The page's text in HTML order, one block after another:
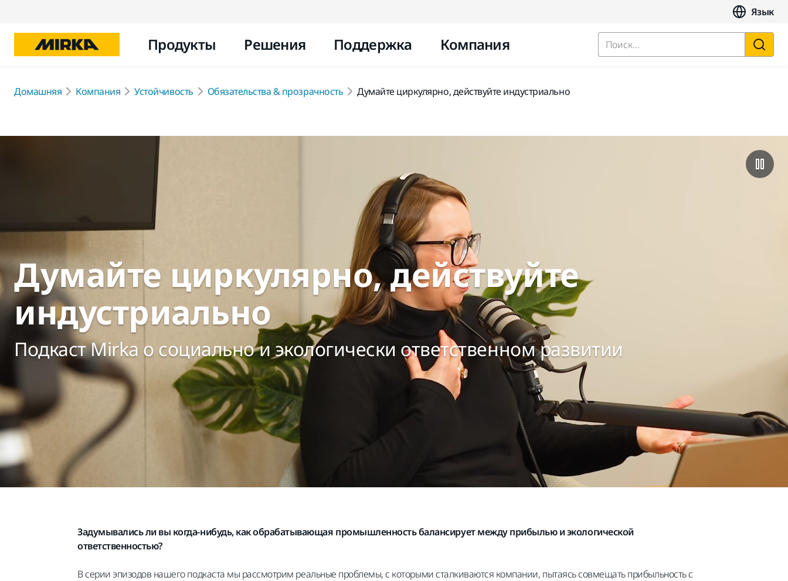
Язык
Продукты Решения Поддержка Компания Поиск...
Домашняя Компания Устойчивость Обязательства & прозрачность Думайте циркулярно, действуйте индустриально
Думайте циркулярно, действуйте
индустриально
Подкаст Mirka о социально и экологически ответственном развитии
Задумывались ли вы когда-нибудь, как обрабатывающая промышленность балансирует между прибылью и экологической
ответственностью?
В серии эпизодов нашегоподкаста мы рассмотрим реальные проблемы, с которыми сталкиваются компании, пытаясь совмещать прибыльность с